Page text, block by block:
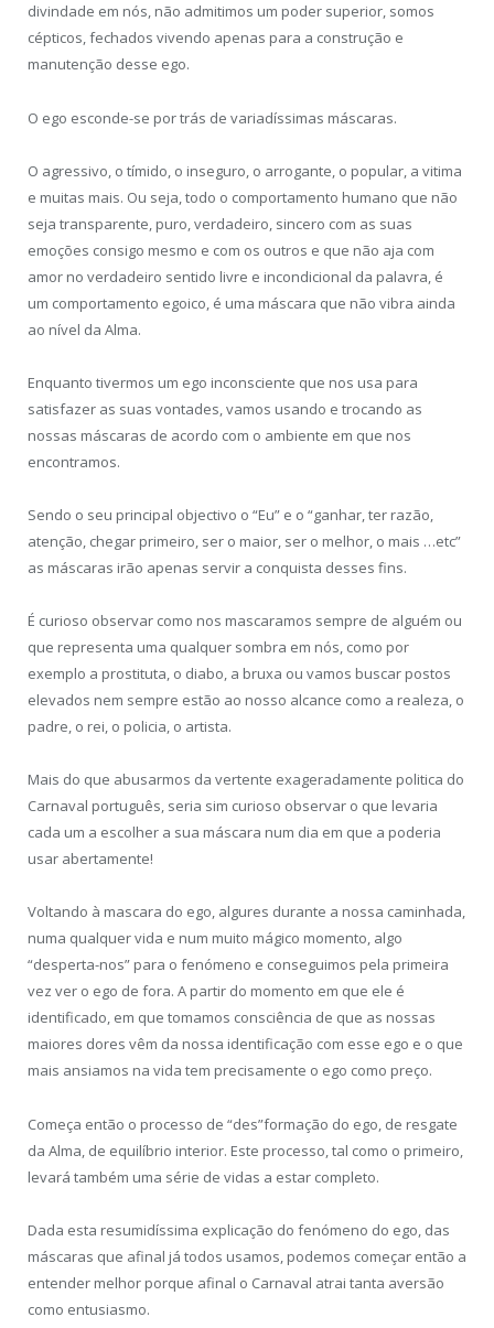
divindade em nós, não admitimos um poder superior, somos
cépticos, fechados vivendo apenas para a construção e
manutenção desse ego.
O ego esconde-se por trás de variadíssimas máscaras.
O agressivo, o tímido, o inseguro, o arrogante, o popular, a vitima
e muitas mais. Ou seja, todo o comportamento humano que não
seja transparente, puro, verdadeiro, sincero com as suas
emoções consigo mesmo e com os outros e que não aja com
amor no verdadeiro sentido livre e incondicional da palavra, é
um comportamento egoico, é uma máscara que não vibra ainda
ao nível da Alma.
Enquanto tivermos um ego inconsciente que nos usa para
satisfazer as suas vontades, vamos usando e trocando as
nossas máscaras de acordo com o ambiente em que nos
encontramos.
Sendo o seu principal objectivo o “Eu” e o “ganhar, ter razão,
atenção, chegar primeiro, ser o maior, ser o melhor, o mais …etc”
as máscaras irão apenas servir a conquista desses fins.
É curioso observar como nos mascaramos sempre de alguém ou
que representa uma qualquer sombra em nós, como por
exemplo a prostituta, o diabo, a bruxa ou vamos buscar postos
elevados nem sempre estão ao nosso alcance como a realeza, o
padre, o rei, o policia, o artista.
Mais do que abusarmos da vertente exageradamente politica do
Carnaval português, seria sim curioso observar o que levaria
cada um a escolher a sua máscara num dia em que a poderia
usar abertamente!
Voltando à mascara do ego, algures durante a nossa caminhada,
numa qualquer vida e num muito mágico momento, algo
“desperta-nos” para o fenómeno e conseguimos pela primeira
vez ver o ego de fora. A partir do momento em que ele é
identificado, em que tomamos consciência de que as nossas
maiores dores vêm da nossa identificação com esse ego e o que
mais ansiamos na vida tem precisamente o ego como preço.
Começa então o processo de “des”formação do ego, de resgate
da Alma, de equilíbrio interior. Este processo, tal como o primeiro,
levará também uma série de vidas a estar completo.
Dada esta resumidíssima explicação do fenómeno do ego, das
máscaras que afinal já todos usamos, podemos começar então a
entender melhor porque afinal o Carnaval atrai tanta aversão
como entusiasmo.